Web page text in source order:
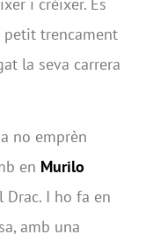
trencament
la seva carrera
no emprèn
en Murilo
Drac. I ho fa en
amb una